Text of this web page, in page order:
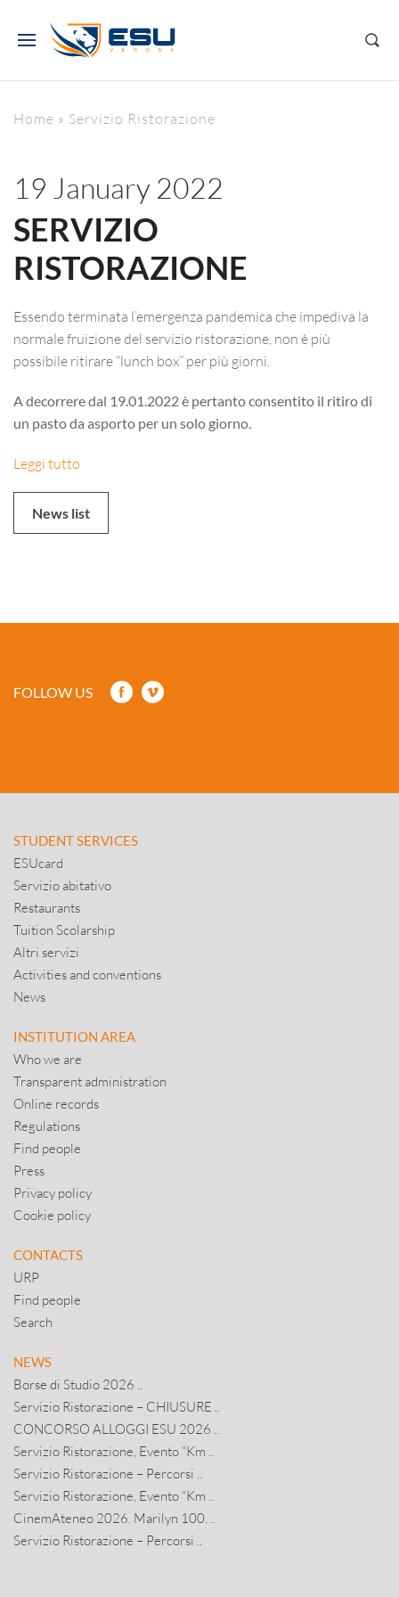
Home » Servizio Ristorazione
19 January 2022
SERVIZIO
RISTORAZIONE
Essendo terminata l’emergenza pandemica che impediva la
normale fruizione del servizio ristorazione, non è più
possibile ritirare “lunch box” per più giorni.
A decorrere dal 19.01.2022 è pertanto consentito il ritiro di
un pasto da asporto per un solo giorno.
Leggi tutto
News list
FOLLOW US
STUDENT SERVICES
ESUcard
Servizio abitativo
Restaurants
Tuition Scolarship
Altri servizi
Activities and conventions
News
INSTITUTION AREA
Who we are
Transparent administration
Online records
Regulations
Find people
Press
Privacy policy
Cookie policy
CONTACTS
URP
Find people
Search
NEWS
Borse di Studio 2026 ..
Servizio Ristorazione – CHIUSURE ..
CONCORSO ALLOGGI ESU 2026 ..
Servizio Ristorazione, Evento “Km ..
Servizio Ristorazione – Percorsi ..
Servizio Ristorazione, Evento “Km ..
CinemAteneo 2026. Marilyn 100. ..
Servizio Ristorazione – Percorsi ..